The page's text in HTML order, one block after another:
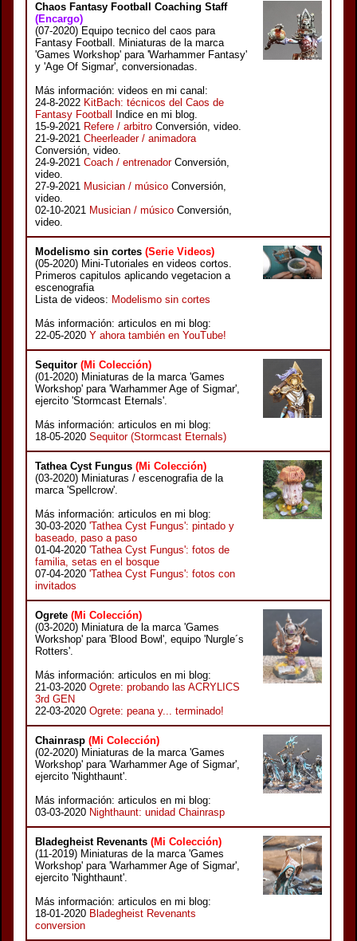
Chaos Fantasy Football Coaching Staff
(Encargo)
(07-2020) Equipo tecnico del caos para
Fantasy Football. Miniaturas de la marca
'Games Workshop' para 'Warhammer Fantasy'
y 'Age Of Sigmar', conversionadas.
Más información: videos en mi canal:
24-8-2022 KitBach: técnicos del Caos de
Fantasy Football
Indice en mi blog.
15-9-2021 Refere / arbitro Conversión, video.
21-9-2021 Cheerleader / animadora
Conversión, video.
24-9-2021 Coach / entrenadorConversión,
video.
27-9-2021 Musician / músico Conversión,
video.
02-10-2021 Musician / músico Conversión,
video.
Modelismo sin cortes (Serie Videos)
(05-2020) Mini-Tutoriales en videos cortos.
Primeros capitulos aplicando vegetacion a
escenografia
Lista de videos: Modelismo sin cortes
Más información: articulos en mi blog:
22-05-2020 Y ahora también en YouTube!
Sequitor (Mi Colección)
(01-2020) Miniaturas de la marca 'Games
Workshop' para 'Warhammer Age of Sigmar',
ejercito 'Stormcast Eternals'.
Más información: articulos en mi blog:
18-05-2020 Sequitor (Stormcast Eternals)
Tathea Cyst Fungus (Mi Colección)
(03-2020) Miniaturas / escenografia de la
marca 'Spellcrow'.
Más información: articulos en mi blog:
30-03-2020 'Tathea Cyst Fungus': pintado y
baseado, paso a paso
01-04-2020 'Tathea Cyst Fungus': fotos de
familia, setas en el bosque
07-04-2020 'Tathea Cyst Fungus': fotos con
invitados
Ogrete (Mi Colección)
(03-2020) Miniatura de la marca 'Games
Workshop' para 'Blood Bowl', equipo 'Nurgle´s
Rotters'.
Más información: articulos en mi blog:
21-03-2020 Ogrete: probando las ACRYLICS
3rd GEN
22-03-2020 Ogrete: peana y... terminado!
Chainrasp (Mi Colección)
(02-2020) Miniaturas de la marca 'Games
Workshop' para 'Warhammer Age of Sigmar',
ejercito 'Nighthaunt'.
Más información: articulos en mi blog:
03-03-2020 Nighthaunt: unidad Chainrasp
Bladegheist Revenants (Mi Colección)
(11-2019) Miniaturas de la marca 'Games
Workshop' para 'Warhammer Age of Sigmar',
ejercito 'Nighthaunt'.
Más información: articulos en mi blog:
18-01-2020 Bladegheist Revenants
conversion